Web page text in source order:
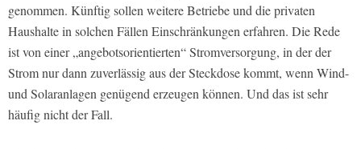
genommen. Künftig sollen weitere Betriebe und die privaten
Haushalte in solchen Fällen Einschränkungen erfahren. Die Rede
ist von einer „angebotsorientierten“ Stromversorgung, in der der
Strom nur dann zuverlässig aus der Steckdose kommt, wenn Wind-
und Solaranlagen genügend erzeugen können. Und das ist sehr
häufig nicht der Fall.